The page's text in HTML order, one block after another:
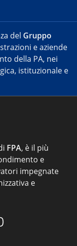
del Gruppo
e aziende
della PA, nei
istituzionale e
FPA, è il più
e
impegnate
e